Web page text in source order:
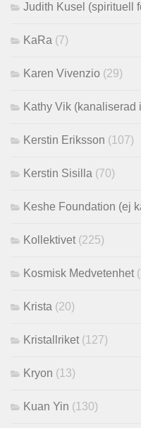
Judith Kusel (spirituell
KaRa (7)
Karen Vivenzio (29)
Kathy Vik (kanaliserad
Kerstin Eriksson (107)
Kerstin Sisilla (70)
Keshe Foundation (ej
Kollektivet (225)
Kosmisk Medvetenhet
Krista (20)
Kristallriket (127)
Kryon (13)
Kuan Yin (130)